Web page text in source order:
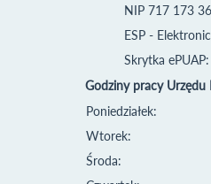
NIP 717 173
ESP -
Skrytka
Godziny pracy Urzędu
Poniedziałek:
Wtorek:
Środa: